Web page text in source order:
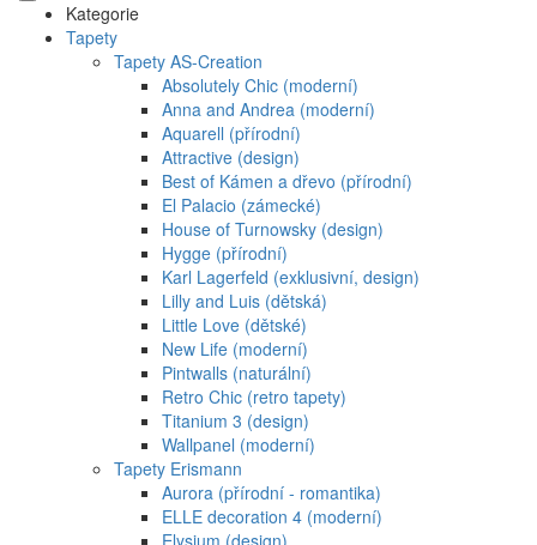
Kategorie
Tapety
Tapety AS-Creation
Absolutely Chic (moderní)
Anna and Andrea (moderní)
Aquarell (přírodní)
Attractive (design)
Best of Kámen a dřevo (přírodní)
El Palacio (zámecké)
House of Turnowsky (design)
Hygge (přírodní)
Karl Lagerfeld (exklusivní, design)
Lilly and Luis (dětská)
Little Love (dětské)
New Life (moderní)
Pintwalls (naturální)
Retro Chic (retro tapety)
Titanium 3 (design)
Wallpanel (moderní)
Tapety Erismann
Aurora (přírodní - romantika)
ELLE decoration 4 (moderní)
Elysium (design)